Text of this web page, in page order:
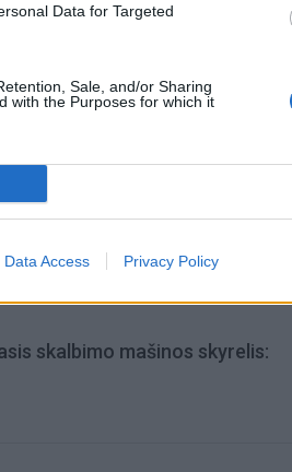
Data for Targeted
Sale, and/or Sharing
with the Purposes for which it
Data Access Privacy Policy
į praeitį: kuo jį pakeis
skalbimo mašinos skyrelis: